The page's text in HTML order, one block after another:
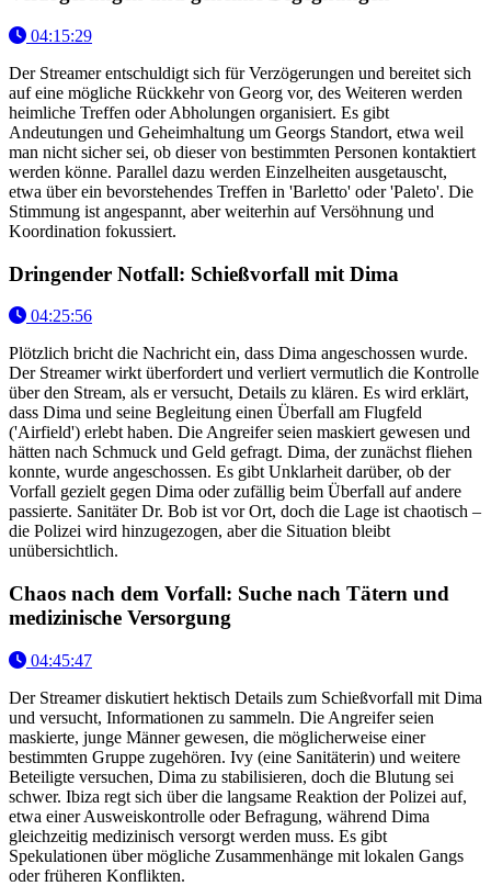
04:15:29
Der Streamer entschuldigt sich für Verzögerungen und bereitet sich
auf eine mögliche Rückkehr von Georg vor, des Weiteren werden
heimliche Treffen oder Abholungen organisiert. Es gibt
Andeutungen und Geheimhaltung um Georgs Standort, etwa weil
man nicht sicher sei, ob dieser von bestimmten Personen kontaktiert
werden könne. Parallel dazu werden Einzelheiten ausgetauscht,
etwa über ein bevorstehendes Treffen in 'Barletto' oder 'Paleto'. Die
Stimmung ist angespannt, aber weiterhin auf Versöhnung und
Koordination fokussiert.
Dringender Notfall: Schießvorfall mit Dima
04:25:56
Plötzlich bricht die Nachricht ein, dass Dima angeschossen wurde.
Der Streamer wirkt überfordert und verliert vermutlich die Kontrolle
über den Stream, als er versucht, Details zu klären. Es wird erklärt,
dass Dima und seine Begleitung einen Überfall am Flugfeld
('Airfield') erlebt haben. Die Angreifer seien maskiert gewesen und
hätten nach Schmuck und Geld gefragt. Dima, der zunächst fliehen
konnte, wurde angeschossen. Es gibt Unklarheit darüber, ob der
Vorfall gezielt gegen Dima oder zufällig beim Überfall auf andere
passierte. Sanitäter Dr. Bob ist vor Ort, doch die Lage ist chaotisch –
die Polizei wird hinzugezogen, aber die Situation bleibt
unübersichtlich.
Chaos nach dem Vorfall: Suche nach Tätern und
medizinische Versorgung
04:45:47
Der Streamer diskutiert hektisch Details zum Schießvorfall mit Dima
und versucht, Informationen zu sammeln. Die Angreifer seien
maskierte, junge Männer gewesen, die möglicherweise einer
bestimmten Gruppe zugehören. Ivy (eine Sanitäterin) und weitere
Beteiligte versuchen, Dima zu stabilisieren, doch die Blutung sei
schwer. Ibiza regt sich über die langsame Reaktion der Polizei auf,
etwa einer Ausweiskontrolle oder Befragung, während Dima
gleichzeitig medizinisch versorgt werden muss. Es gibt
Spekulationen über mögliche Zusammenhänge mit lokalen Gangs
oder früheren Konflikten.